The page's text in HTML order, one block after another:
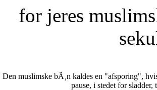
for jeres
Den muslimske bÃ¸n kaldes en "afsporing",
pause, i stedet for